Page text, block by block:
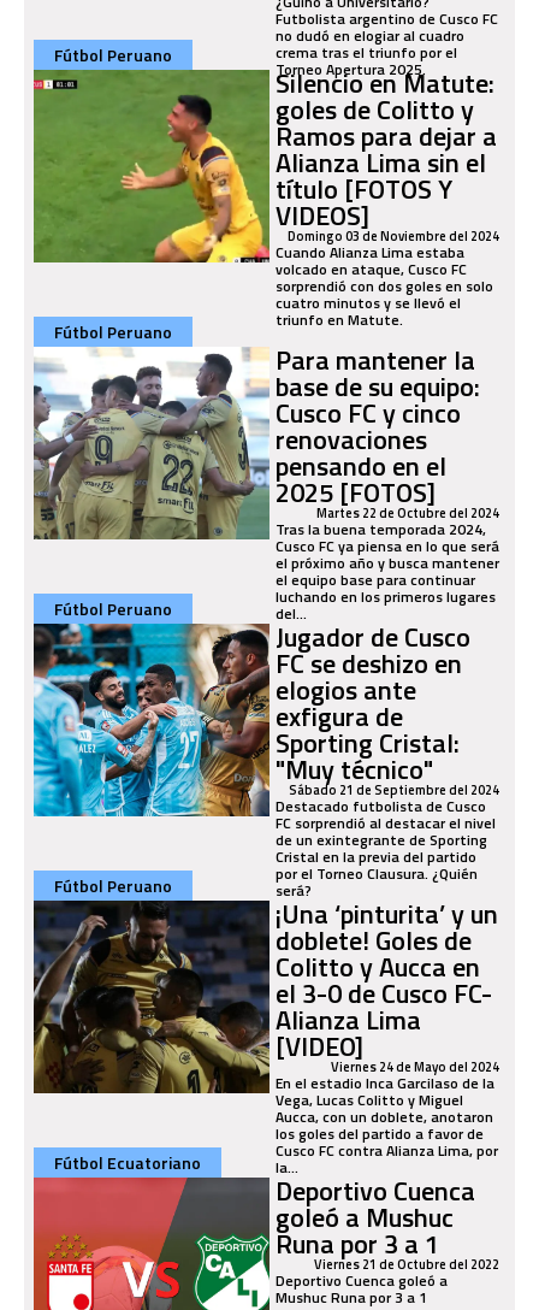
Futbolista argentino de Cusco FC
no dudó en elogiar al cuadro
crema tras el triunfo por el
Torneo Apertura 2025.
Fútbol Peruano
Silencio en Matute:
goles de Colitto y
Ramos para dejar a
Alianza Lima sin el
título [FOTOS Y
VIDEOS]
Domingo 03 de Noviembre del 2024
Cuando Alianza Lima estaba
volcado en ataque, Cusco FC
sorprendió con dos goles en solo
cuatro minutos y se llevó el
triunfo en Matute.
Fútbol Peruano
Para mantener la
base de su equipo:
Cusco FC y cinco
renovaciones
pensando en el
2025 [FOTOS]
Martes 22 de Octubre del 2024
Tras la buena temporada 2024,
Cusco FC ya piensa en lo que será
el próximo año y busca mantener
el equipo base para continuar
luchando en los primeros lugares
del...
Fútbol Peruano
Jugador de Cusco
FC se deshizo en
elogios ante
exfigura de
Sporting Cristal:
"Muy técnico"
Sábado 21 de Septiembre del 2024
Destacado futbolista de Cusco
FC sorprendió al destacar el nivel
de un exintegrante de Sporting
Cristal en la previa del partido
por el Torneo Clausura. ¿Quién
será?
Fútbol Peruano
¡Una ‘pinturita’ y un
doblete! Goles de
Colitto y Aucca en
el 3-0 de Cusco FC-
Alianza Lima
[VIDEO]Viernes 24 de Mayo del 2024
En el estadio Inca Garcilaso de la
Vega, Lucas Colitto y Miguel
Aucca, con un doblete, anotaron
los goles del partido a favor de
Cusco FC contra Alianza Lima, por
la...
Fútbol Ecuatoriano
Deportivo Cuenca
goleó a Mushuc
Runa por 3 a 1
Viernes 21 de Octubre del 2022
Deportivo Cuenca goleó a
Mushuc Runa por 3 a 1